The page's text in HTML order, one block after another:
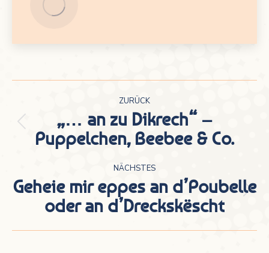
Kommentarnavigation
ZURÜCK
Vorheriger
Beitrag:
„… an zu Dikrech“ –
Puppelchen, Beebee & Co.
NÄCHSTES
Nächster
Beitrag:
Geheie mir eppes an d’Poubelle
oder an d’Dreckskëscht